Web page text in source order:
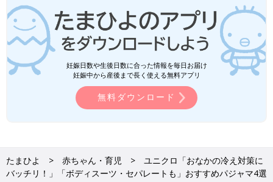
本やキャラクターたちとコラボされた、可愛ら
しいアイテムをご紹介します！
服はコレ」「肌触りが良く動きやすい」
買うべき★ボディスーツ・インナー4選
春が近づいているとはいっても暑かったり寒か
ったり、ちょうど良い気候だったりと、赤ちゃ
んのお洋服を決める際は悩みますよね。インナ
ーはどんなものを着せたらいいか、重ね着の仕
方も難しい時期。今回は元アパレル店員ライタ
ーが、春夏の赤ちゃんが快適に過ごせる「ボデ
ィスーツ」「インナー」の選び方をご紹介しま
す！
ユニクロ/UNIQLOに関する記事一覧
妊娠日数や生後日数に合った情報を毎日お届け
妊娠中から産後まで長く使える無料アプリ
無料ダウンロード
たまひよ 赤ちゃん・育児
ユニクロ「おなかの冷え対策に
バッチリ！」「ボディスーツ・セパレートも」おすすめパジャマ4選